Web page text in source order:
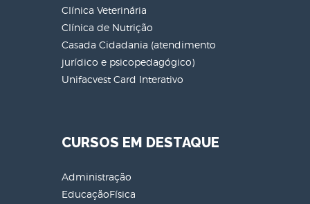
Clínica Veterinária
Clínica de Nutrição
Casada Cidadania (atendimento
jurídico e psicopedagógico)
Unifacvest Card Interativo
CURSOS EM DESTAQUE
Administração
EducaçãoFísica